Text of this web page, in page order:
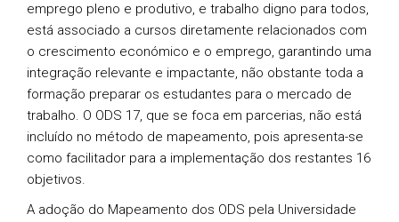
emprego pleno e produtivo, e trabalho digno para todos,
está associado a cursos diretamente relacionados com
o crescimento económico e o emprego, garantindo uma
integração relevante e impactante, não obstante toda a
formação preparar os estudantes para o mercado de
trabalho. O ODS 17, que se foca em parcerias, não está
incluído no método de mapeamento, pois apresenta-se
como facilitador para a implementação dos restantes 16
objetivos.
A adoção do Mapeamento dos ODS pela Universidade